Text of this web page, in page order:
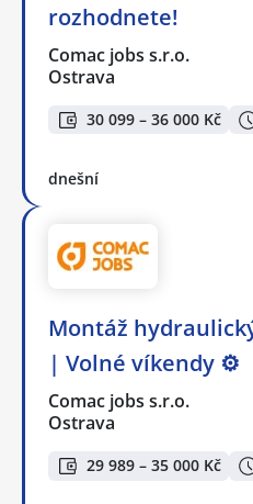
rozhodnete!
Comac jobs s.r.o.
Ostrava
30 099 – 36 000 Kč
dnešní
Montáž
| Volné víkendy ⚙️
Comac jobs s.r.o.
Ostrava
29 989 – 35 000 Kč